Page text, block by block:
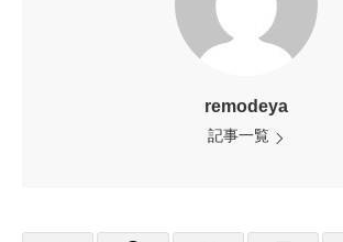
remodeya
記事一覧